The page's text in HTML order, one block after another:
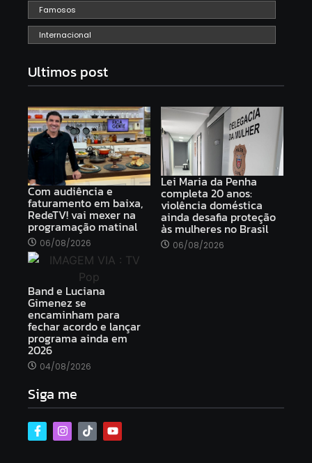
Famosos
Internacional
Ultimos post
Com audiência e
faturamento em baixa,
RedeTV! vai mexer na
programação matinal
06/08/2026
Lei Maria da Penha
completa 20 anos:
violência doméstica
ainda desafia proteção
às mulheres no Brasil
06/08/2026
Band e Luciana
Gimenez se
encaminham para
fechar acordo e lançar
programa ainda em
2026
04/08/2026
Siga me